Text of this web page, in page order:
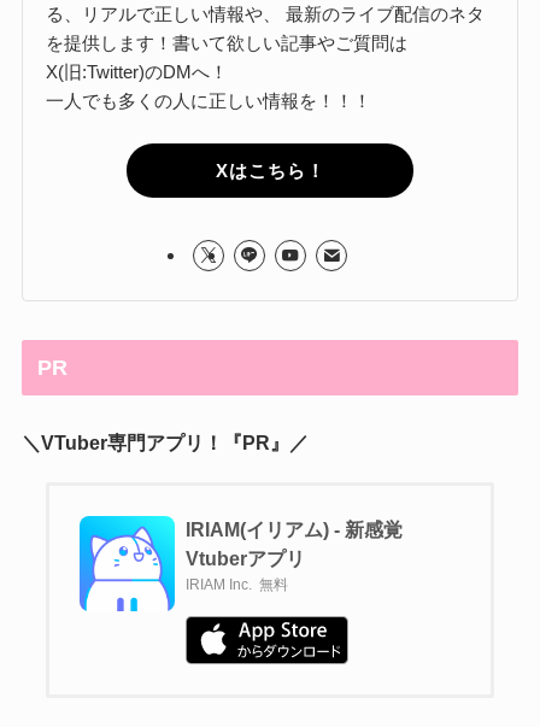
る、リアルで正しい情報や、 最新のライブ配信のネタ
を提供します！書いて欲しい記事やご質問は
X(旧:Twitter)のDMへ！
一人でも多くの人に正しい情報を！！！
Xはこちら！
PR
＼VTuber専門アプリ！『PR』／
IRIAM(イリアム) - 新感覚
Vtuberアプリ
IRIAM Inc. 無料